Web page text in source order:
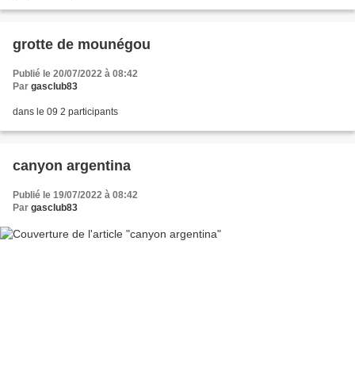
grotte de mounégou
Publié le 20/07/2022 à 08:42
Par gasclub83
dans le 09 2 participants
canyon argentina
Publié le 19/07/2022 à 08:42
Par gasclub83